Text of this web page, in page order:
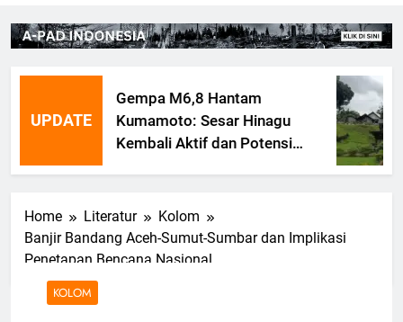
UPDATE
Gempa M6,8 Hantam
Kumamoto: Sesar Hinagu
Kembali Aktif dan Potensi
Gempa Susulan
Home Literatur
Kolom
Banjir Bandang Aceh-Sumut-Sumbar dan Implikasi
Penetapan Bencana Nasional
KOLOM